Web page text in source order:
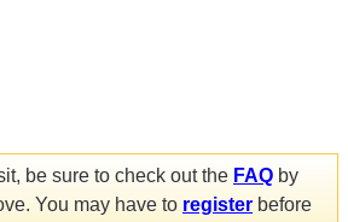
be sure to check out the FAQ by
You may have to register before